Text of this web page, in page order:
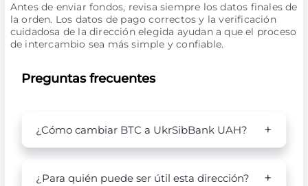
Antes de enviar fondos, revisa siempre los datos finales de
la orden. Los datos de pago correctos y la verificación
cuidadosa de la dirección elegida ayudan a que el proceso
de intercambio sea más simple y confiable.
Preguntas frecuentes
¿Cómo cambiar BTC a UkrSibBank UAH?
¿Para quién puede ser útil esta dirección?